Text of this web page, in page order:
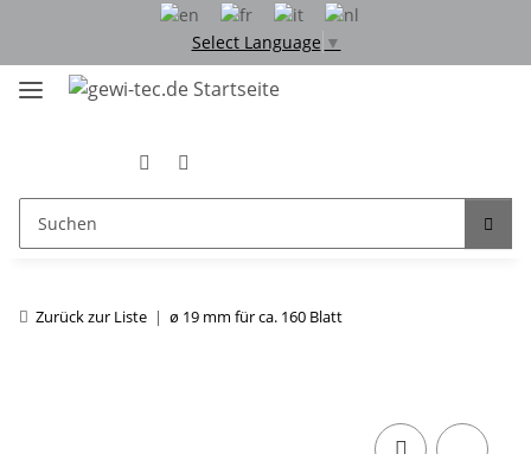
Select Language ▼
Zurück zur Liste ø 19 mm für ca. 160 Blatt